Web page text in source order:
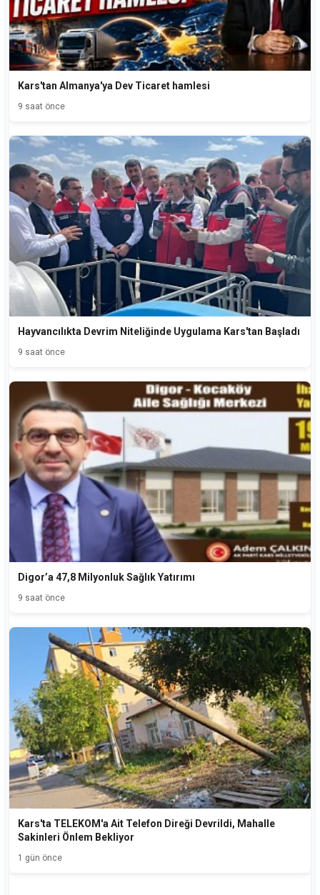
Kars'tan Almanya'ya Dev Ticaret hamlesi
9 saat önce
Hayvancılıkta Devrim Niteliğinde Uygulama Kars'tan Başladı
9 saat önce
Digor’a 47,8 Milyonluk Sağlık Yatırımı
9 saat önce
Kars'ta TELEKOM'a Ait Telefon Direği Devrildi, Mahalle
Sakinleri Önlem Bekliyor
1 gün önce